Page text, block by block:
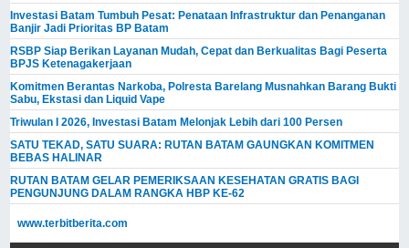
Investasi Batam Tumbuh Pesat: Penataan Infrastruktur dan Penanganan
Banjir Jadi Prioritas BP Batam
RSBP Siap Berikan Layanan Mudah, Cepat dan Berkualitas Bagi Peserta
BPJS Ketenagakerjaan
Komitmen Berantas Narkoba, Polresta Barelang Musnahkan Barang Bukti
Sabu, Ekstasi dan Liquid Vape
Triwulan I 2026, Investasi Batam Melonjak Lebih dari 100 Persen
SATU TEKAD, SATU SUARA: RUTAN BATAM GAUNGKAN KOMITMEN
BEBAS HALINAR
RUTAN BATAM GELAR PEMERIKSAAN KESEHATAN GRATIS BAGI
PENGUNJUNG DALAM RANGKA HBP KE-62
www.terbitberita.com